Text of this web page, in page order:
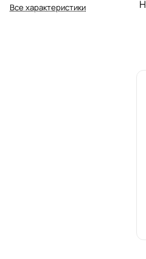
Все характеристики